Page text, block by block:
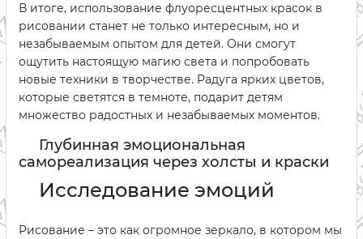
В итоге, использование флуоресцентных красок в
рисовании станет не только интересным, но и
незабываемым опытом для детей. Они смогут
ощутить настоящую магию света и попробовать
новые техники в творчестве. Радуга ярких цветов,
которые светятся в темноте, подарит детям
множество радостных и незабываемых моментов.
Глубинная эмоциональная
самореализация через холсты и краски
Исследование эмоций
Рисование – это как огромное зеркало, в котором мы